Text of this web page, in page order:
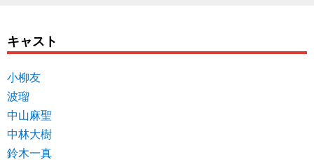
キャスト
小柳友
波瑠
中山麻聖
中林大樹
鈴木一真